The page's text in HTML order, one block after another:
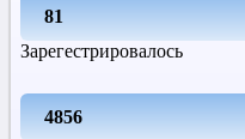
81
Зарегестрировалось
4856